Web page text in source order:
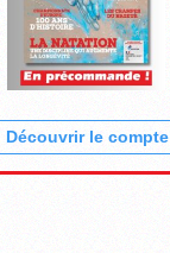
Découvrir le compte